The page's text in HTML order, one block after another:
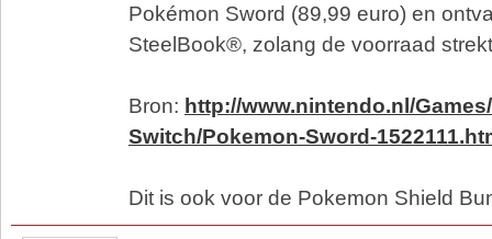
Pokémon Sword (89,99 euro) en
SteelBook®, zolang de voorraad
Bron: http://www.nintendo.nl/
Switch/Pokemon-Sword-
Dit is ook voor de Pokemon Shield